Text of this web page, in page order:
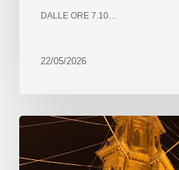
DALLE ORE 7.10…
22/05/2026